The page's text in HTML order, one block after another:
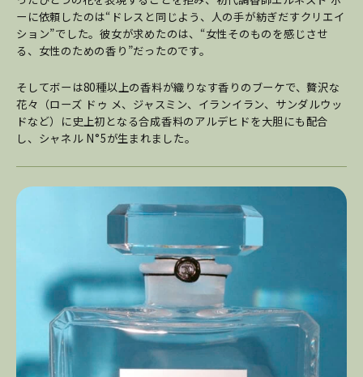
ーに依頼したのは“ドレスと同じよう、人の手が紡ぎだすクリエイ
ション”でした。彼女が求めたのは、“女性そのものを感じさせ
る、女性のための香り”だったのです。
そしてボーは80種以上の香料が織りなす香りのブーケで、贅沢な
花々（ローズ ドゥ メ、ジャスミン、イランイラン、サンダルウッ
ドなど）に史上初となる合成香料のアルデヒドを大胆にも配合
し、シャネル N°5が生まれました。